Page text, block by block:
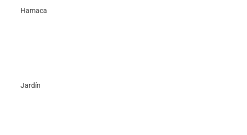
Hamaca
Jardín